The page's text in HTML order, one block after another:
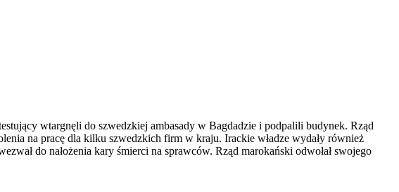
wtargnęli do szwedzkiej ambasady w Bagdadzie i podpalili budynek. Rząd
na pracę dla kilku szwedzkich firm w kraju. Irackie władze wydały również
do nałożenia kary śmierci na sprawców. Rząd marokański odwołał swojego